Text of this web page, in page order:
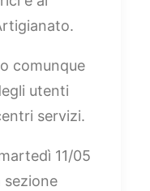
comunque
utenti
servizi.
11/05
sezione